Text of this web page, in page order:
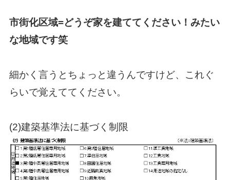
市街化区域=どうぞ家を建ててください！みたい
な地域です笑
細かく言うとちょっと違うんですけど、これぐ
らいで覚えててください。
(2)建築基準法に基づく制限